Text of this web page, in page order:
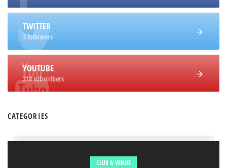
TWITTER
3 followers
YOUTUBE
218 subscribers
CATEGORIES
CLUB & VENUE